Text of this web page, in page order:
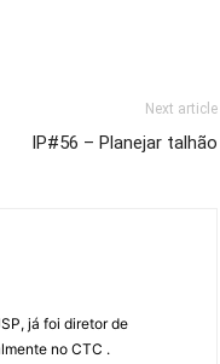
Next article
IP#56 – Planejar talhão
já foi diretor de
no CTC .